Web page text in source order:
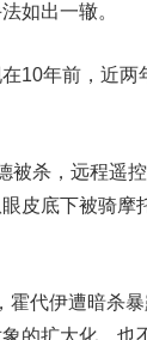
如出一辙。
年前，近两
被杀，远程遥
皮底下被骑摩
霍代伊遭暗杀
的扩大化，也